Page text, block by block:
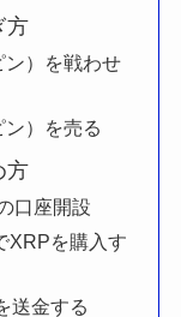
方
）を戦わせ
）を売る
方
口座開設
XRPを購入す
送金する